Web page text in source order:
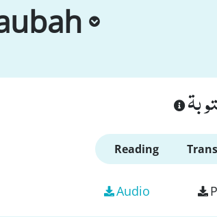
Reading
Audio